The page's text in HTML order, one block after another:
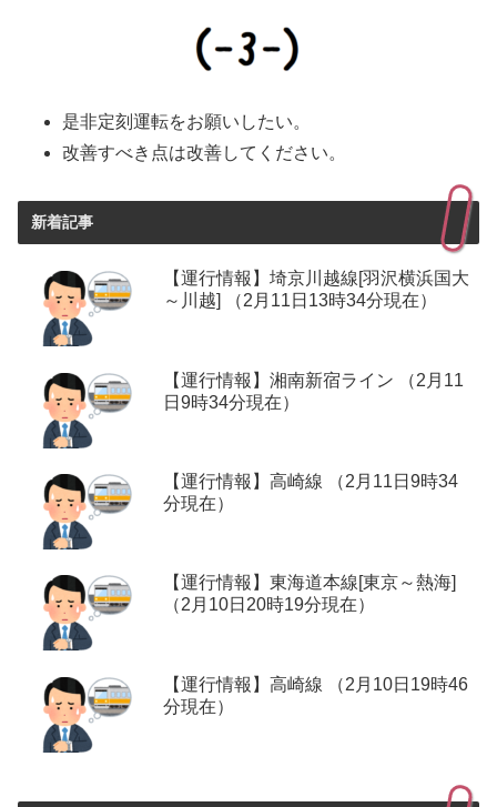
是非定刻運転をお願いしたい。
改善すべき点は改善してください。
新着記事
【運行情報】埼京川越線[羽沢横浜国大
～川越] （2月11日13時34分現在）
【運行情報】湘南新宿ライン （2月11
日9時34分現在）
【運行情報】高崎線 （2月11日9時34
分現在）
【運行情報】東海道本線[東京～熱海]
（2月10日20時19分現在）
【運行情報】高崎線 （2月10日19時46
分現在）